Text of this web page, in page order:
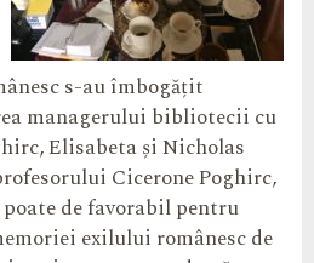
s-au îmbogățit
managerului bibliotecii cu
Elisabeta și Nicholas
Cicerone Poghirc,
de favorabil pentru
exilului românesc de